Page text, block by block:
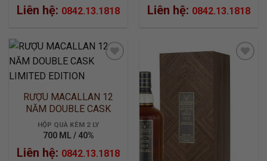
Liên hệ: 0842.13.1818 Liên hệ: 0842.13.1818
ADD TO
WISHLIST
RƯỢU MACALLAN 12
NĂM DOUBLE CASK
LIMITED EDITION
HỘP QUÀ KÈM 2 LY
700 ML / 40%
Liên hệ: 0842.13.1818